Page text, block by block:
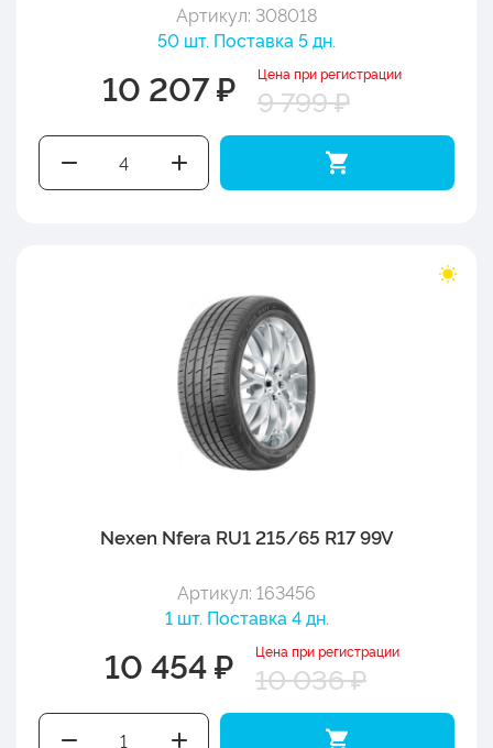
Артикул: 308018
50 шт. Поставка 5 дн.
10 207 ₽ Цена при регистрации
9 799 ₽
Nexen Nfera RU1 215/65 R17 99V
Артикул: 163456
1 шт. Поставка 4 дн.
10 454 ₽ Цена при регистрации
10 036 ₽